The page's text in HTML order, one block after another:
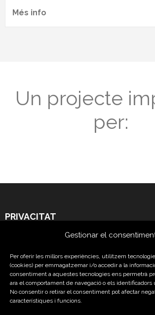
Gestionar el
Per oferir les millors experiències, utilitzem
(cookies) per emmagatzemar i/o accedir a la
consentiment a aquestes tecnologies ens permetrà
ara el comportament de navegació o els identificadors
No consentir o retirar el consentiment pot afectar
característiques i funcions.
Més info
Un projecte
per:
PRIVACITAT
Legal Warning
Cookies Policy
Privacy Policy